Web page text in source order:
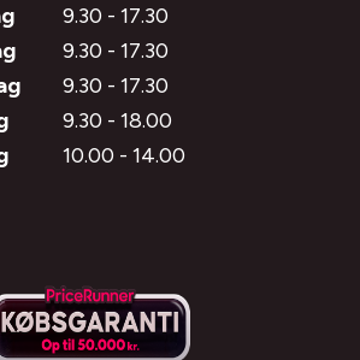
9.30 - 17.30
9.30 - 17.30
9.30 - 17.30
9.30 - 18.00
10.00 - 14.00